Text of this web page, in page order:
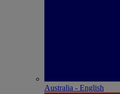
Australia - English